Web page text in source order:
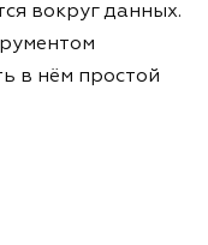
вокруг данных.
в нём простой